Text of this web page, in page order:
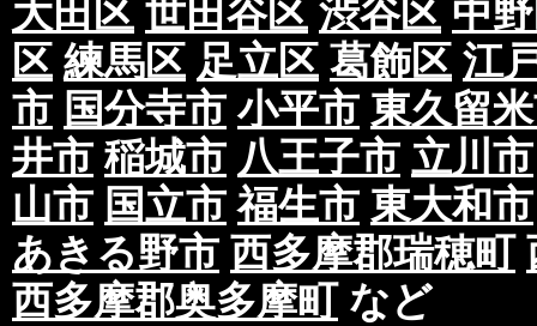
大田区 世田谷区 渋谷区 中
区 練馬区 足立区 葛飾区 江
市 国分寺市 小平市 東久留
井市 稲城市 八王子市 立川市
山市 国立市 福生市 東大和市
あきる野市 西多摩郡瑞穂町
西多摩郡奥多摩町など